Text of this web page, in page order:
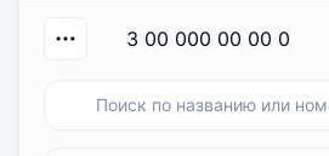
3 00 000 00 00 0